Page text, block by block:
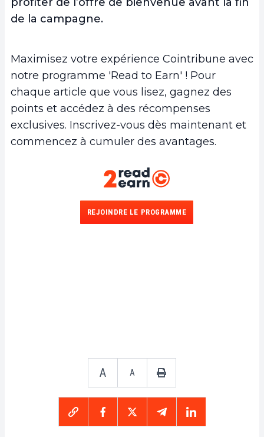
de la campagne.
Maximisez votre expérience Cointribune avec
notre programme 'Read to Earn' ! Pour
chaque article que vous lisez, gagnez des
points et accédez à des récompenses
exclusives. Inscrivez-vous dès maintenant et
commencez à cumuler des avantages.
REJOINDRE LE PROGRAMME
A A